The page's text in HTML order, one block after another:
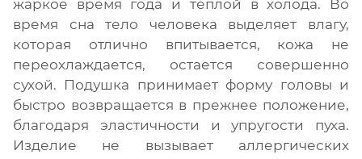
жаркое время года и теплой в холода. Во
время сна тело человека выделяет влагу,
которая отлично впитывается, кожа не
переохлаждается, остается совершенно
сухой. Подушка принимает форму головы и
быстро возвращается в прежнее положение,
благодаря эластичности и упругости пуха.
Изделие не вызывает аллергических